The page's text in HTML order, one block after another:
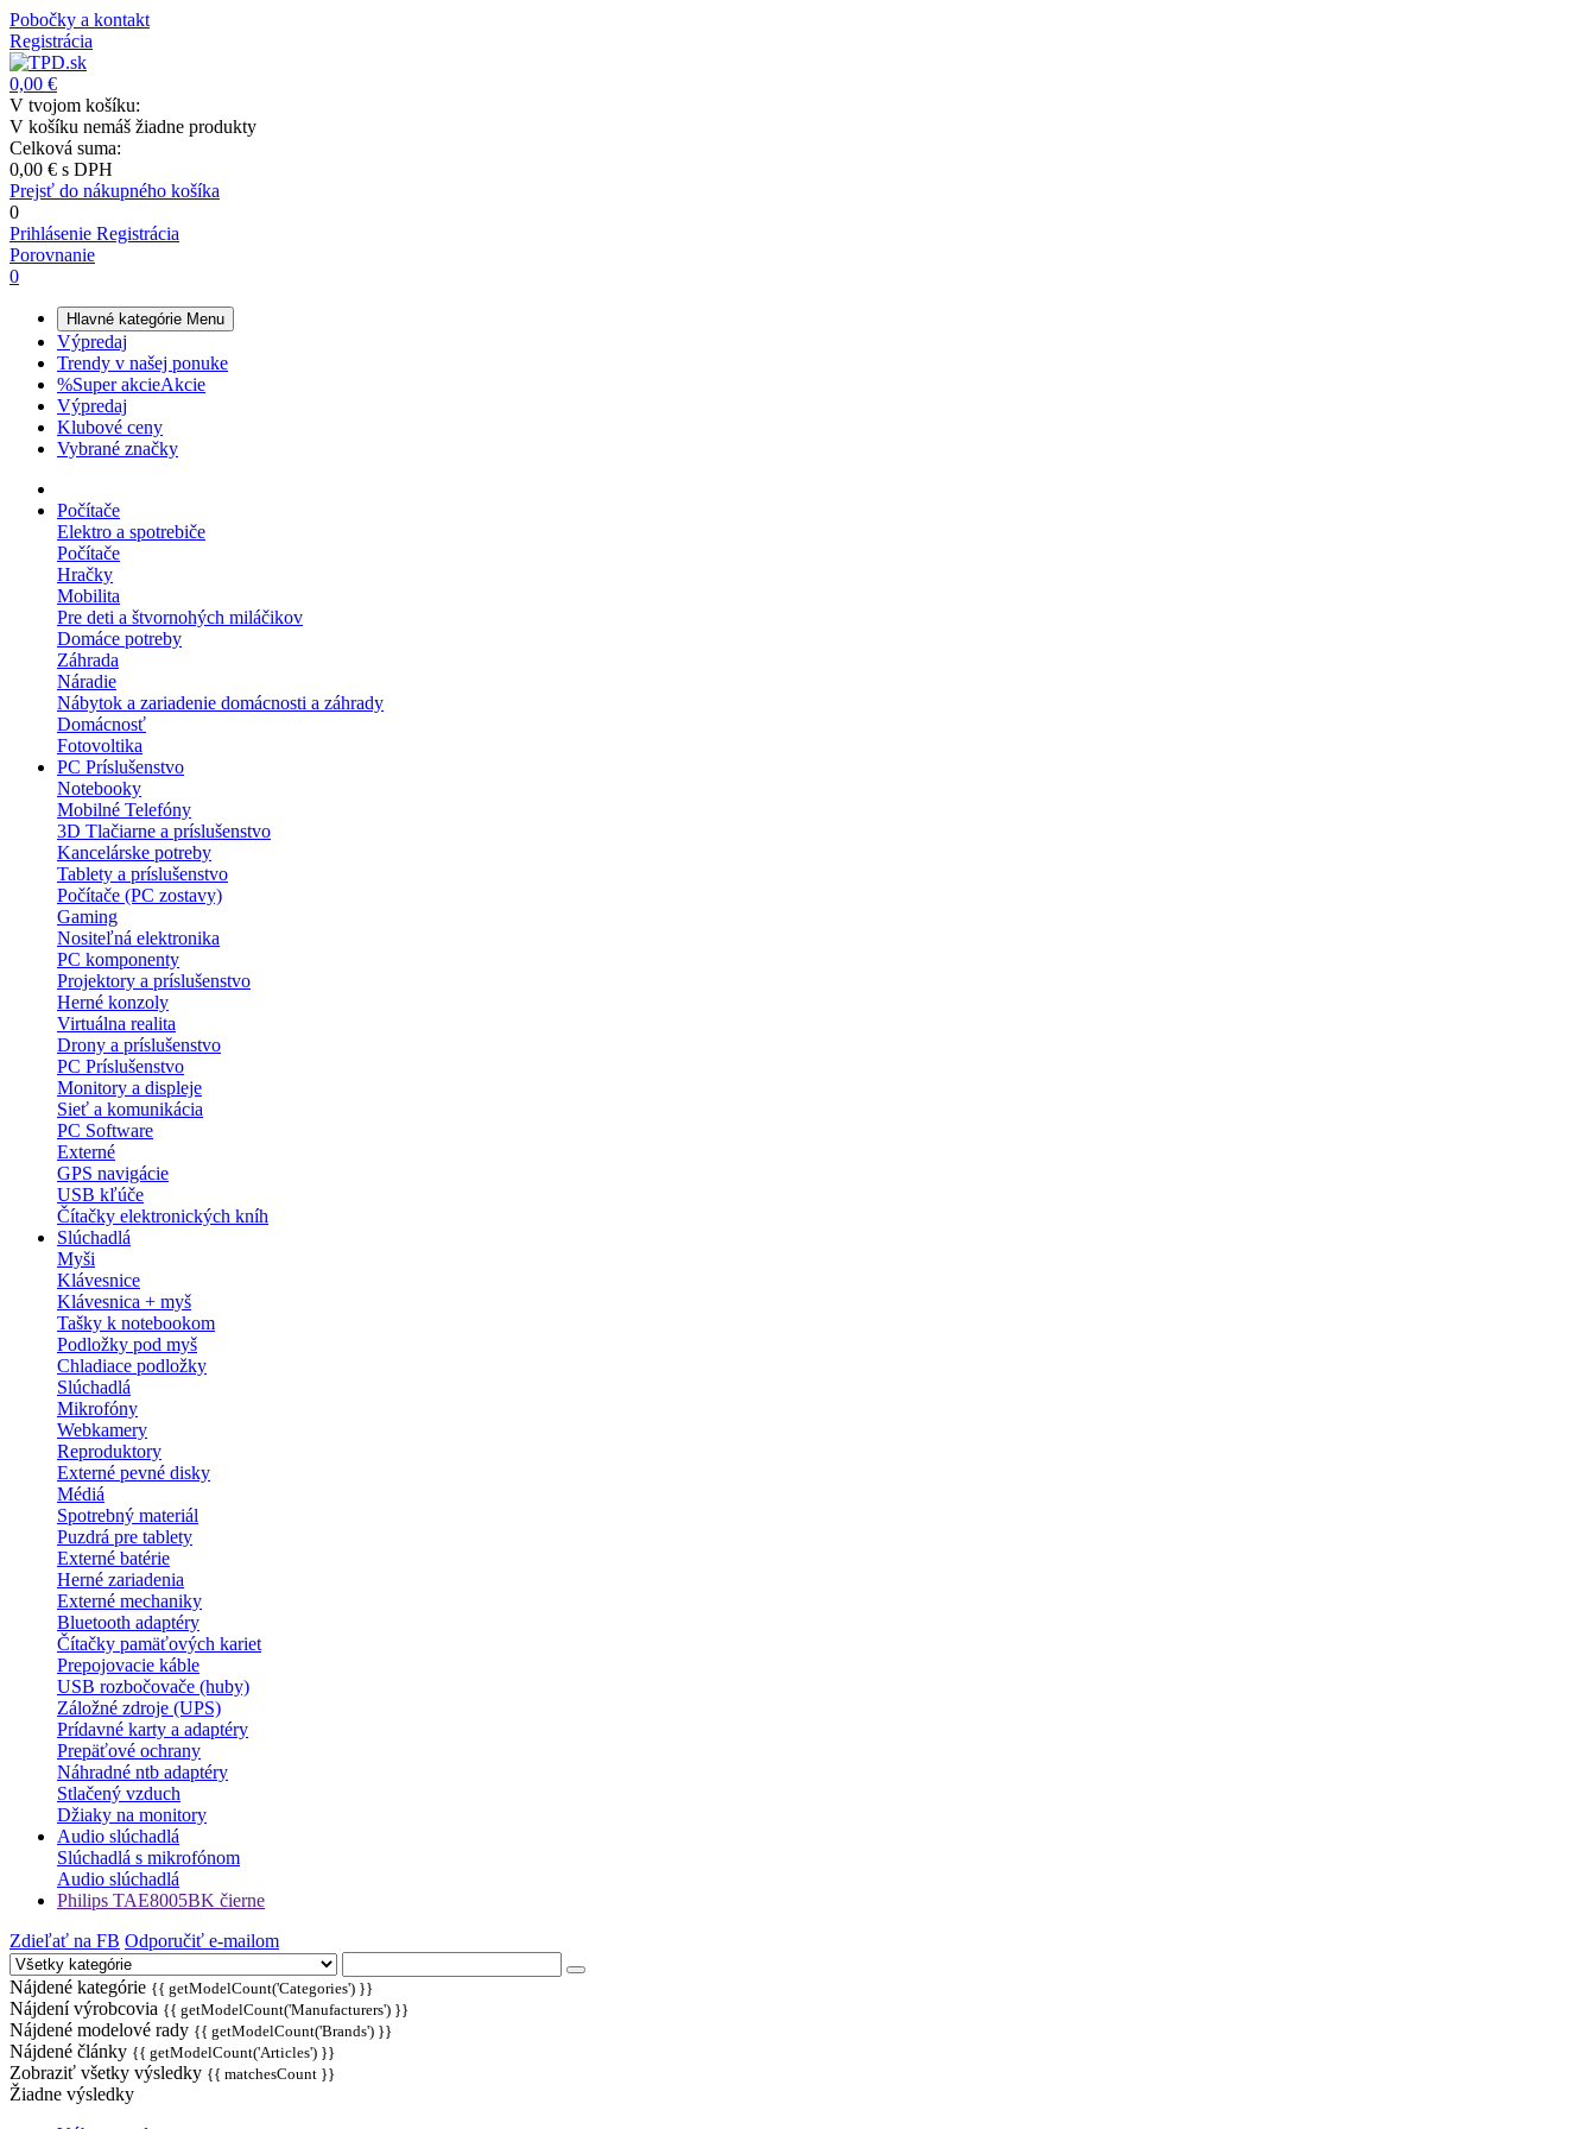
Pobočky a kontakt
Registrácia
0,00 €
V tvojom košíku:
V košíku nemáš žiadne produkty
Celková suma:
0,00 € s DPH
Prejsť do nákupného košíka
0
Prihlásenie Registrácia
Porovnanie
0
Hlavné kategórie Menu
Výpredaj
Trendy v našej ponuke
%Super akcieAkcie
Výpredaj
Klubové ceny
Vybrané značky
Počítače
Elektro a spotrebiče
Počítače
Hračky
Mobilita
Pre deti a štvornohých miláčikov
Domáce potreby
Záhrada
Náradie
Nábytok a zariadenie domácnosti a záhrady
Domácnosť
Fotovoltika
PC Príslušenstvo
Notebooky
Mobilné Telefóny
3D Tlačiarne a príslušenstvo
Kancelárske potreby
Tablety a príslušenstvo
Počítače (PC zostavy)
Gaming
Nositeľná elektronika
PC komponenty
Projektory a príslušenstvo
Herné konzoly
Virtuálna realita
Drony a príslušenstvo
PC Príslušenstvo
Monitory a displeje
Sieť a komunikácia
PC Software
Externé
GPS navigácie
USB kľúče
Čítačky elektronických kníh
Slúchadlá
Myši
Klávesnice
Klávesnica + myš
Tašky k notebookom
Podložky pod myš
Chladiace podložky
Slúchadlá
Mikrofóny
Webkamery
Reproduktory
Externé pevné disky
Médiá
Spotrebný materiál
Puzdrá pre tablety
Externé batérie
Herné zariadenia
Externé mechaniky
Bluetooth adaptéry
Čítačky pamäťových kariet
Prepojovacie káble
USB rozbočovače (huby)
Záložné zdroje (UPS)
Prídavné karty a adaptéry
Prepäťové ochrany
Náhradné ntb adaptéry
Stlačený vzduch
Džiaky na monitory
Audio slúchadlá
Slúchadlá s mikrofónom
Audio slúchadlá
Philips TAE8005BK čierne
Zdieľať na FB Odporučiť e-mailom
Nájdené kategórie {{ getModelCount('Categories') }}
Nájdení výrobcovia {{ getModelCount('Manufacturers') }}
Nájdené modelové rady {{ getModelCount('Brands') }}
Nájdené články {{ getModelCount('Articles') }}
Zobraziť všetky výsledky {{ matchesCount }}
Žiadne výsledky